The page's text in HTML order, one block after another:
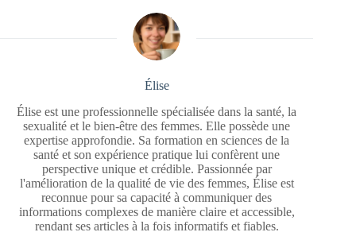
Élise
Élise est une professionnelle spécialisée dans la santé, la
sexualité et le bien-être des femmes. Elle possède une
expertise approfondie. Sa formation en sciences de la
santé et son expérience pratique lui confèrent une
perspective unique et crédible. Passionnée par
l'amélioration de la qualité de vie des femmes, Élise est
reconnue pour sa capacité à communiquer des
informations complexes de manière claire et accessible,
rendant ses articles à la fois informatifs et fiables.